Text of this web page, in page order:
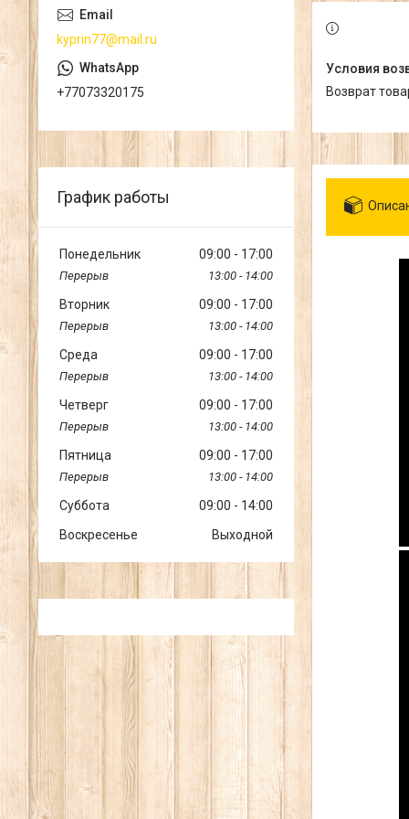
возврат
kyprin77@mail.ru
+77073320175
График работы
Понедельник 09:00 17:00
13:00 14:00
Вторник 09:00 17:00
13:00 14:00
Среда 09:00 17:00
13:00 14:00
Четверг 09:00 17:00
13:00 14:00
Пятница 09:00 17:00
13:00 14:00
Суббота 09:00
14:00
Воскресенье
Выходной